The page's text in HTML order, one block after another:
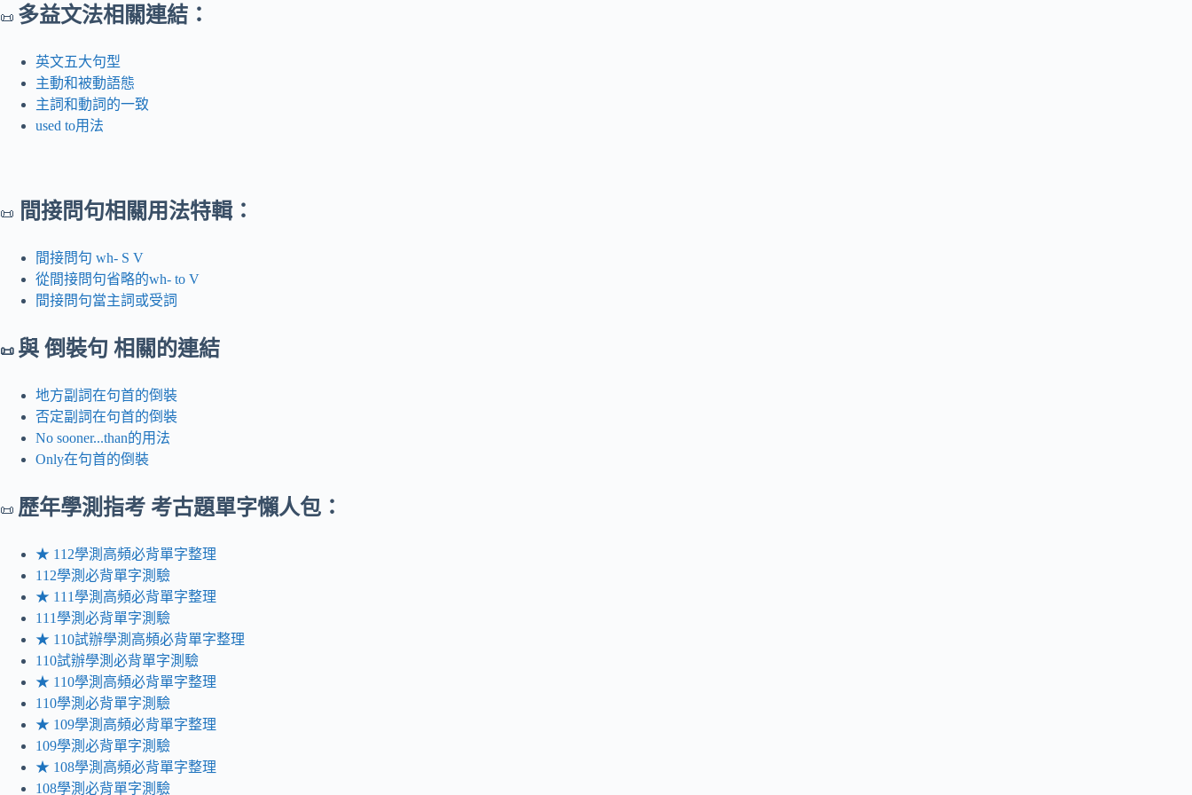
📜 多益文法相關連結：
英文五大句型
主動和被動語態
主詞和動詞的一致
used to用法
📜 間接問句相關用法特輯：
間接問句 wh- S V
從間接問句省略的wh- to V
間接問句當主詞或受詞
📜 與 倒裝句 相關的連結
地方副詞在句首的倒裝
否定副詞在句首的倒裝
No sooner...than的用法
Only在句首的倒裝
📜 歷年學測指考 考古題單字懶人包：
★ 112學測高頻必背單字整理
112學測必背單字測驗
★ 111學測高頻必背單字整理
111學測必背單字測驗
★ 110試辦學測高頻必背單字整理
110試辦學測必背單字測驗
★ 110學測高頻必背單字整理
110學測必背單字測驗
★ 109學測高頻必背單字整理
109學測必背單字測驗
★ 108學測高頻必背單字整理
108學測必背單字測驗